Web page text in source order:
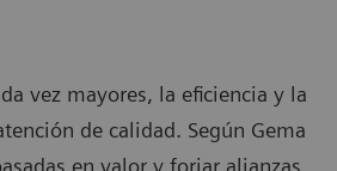
vez mayores, la eficiencia y la
de calidad. Según Gema
en valor y forjar alianzas